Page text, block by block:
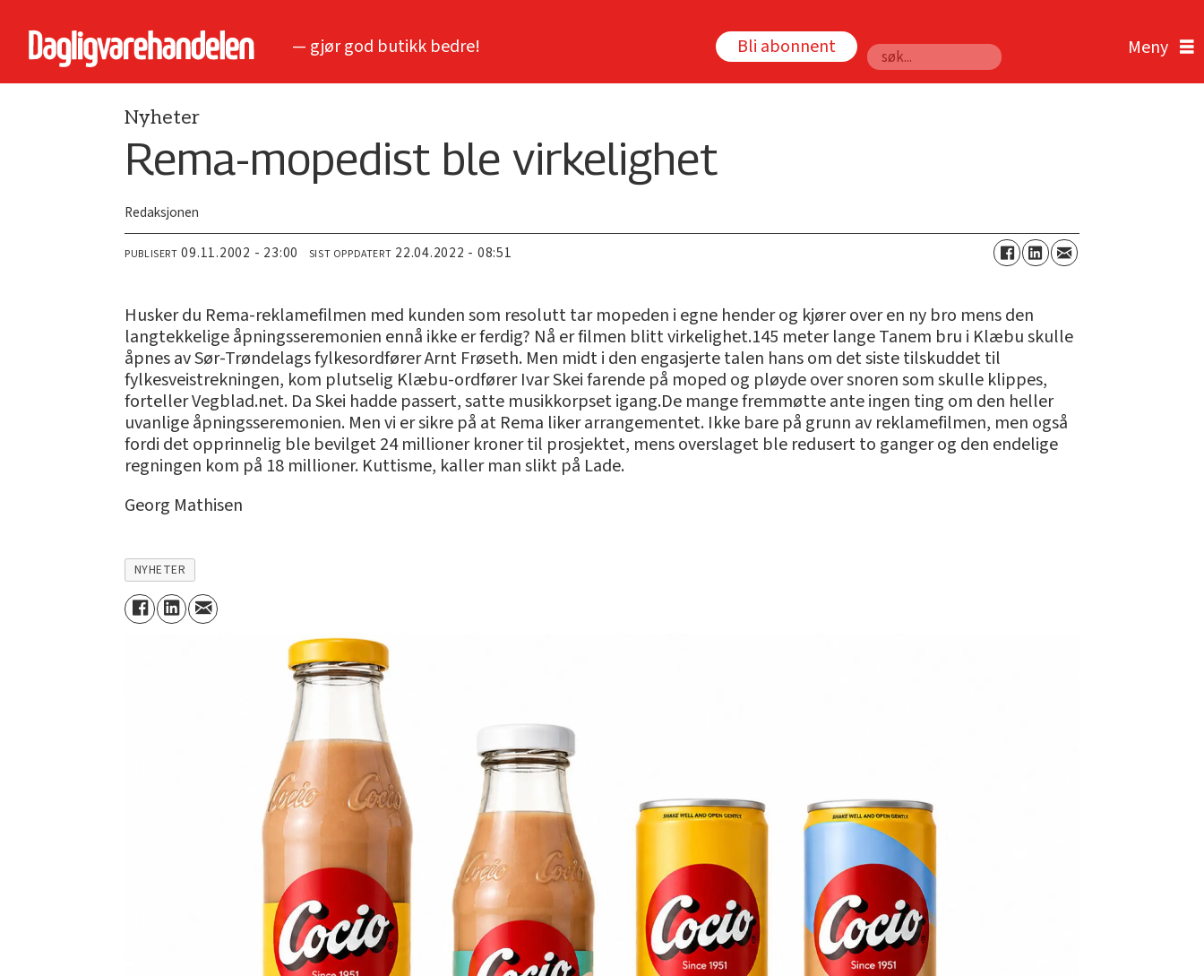
— gjør god butikk bedre! Bli abonnent
Søk
Nyheter
Rema-mopedist ble virkelighet
Redaksjonen
PUBLISERT 09.11.2002 - 23:00 SIST OPPDATERT 22.04.2022 - 08:51
Husker du Rema-reklamefilmen med kunden som resolutt tar mopeden i egne hender og kjører over en ny bro mens den
langtekkelige åpningsseremonien ennå ikke er ferdig? Nå er filmen blitt virkelighet.145 meter lange Tanem bru i Klæbu skulle
åpnes av Sør-Trøndelags fylkesordfører Arnt Frøseth. Men midt i den engasjerte talen hans om det siste tilskuddet til
fylkesveistrekningen, kom plutselig Klæbu-ordfører Ivar Skei farende på moped og pløyde over snoren som skulle klippes,
forteller Vegblad.net. Da Skei hadde passert, satte musikkorpset igang.De mange fremmøtte ante ingen ting om den heller
uvanlige åpningsseremonien. Men vi er sikre på at Rema liker arrangementet. Ikke bare på grunn av reklamefilmen, men også
fordi det opprinnelig ble bevilget 24 millioner kroner til prosjektet, mens overslaget ble redusert to ganger og den endelige
regningen kom på 18 millioner. Kuttisme, kaller man slikt på Lade.
Georg Mathisen
NYHETER